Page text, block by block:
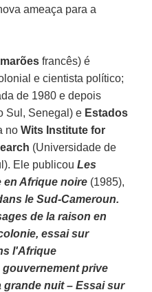
ameaça para a
francês) é
e cientista político;
de 1980 e depois
Sul, Senegal) e Estados
noWits Institute for
(Universidade de
Ele publicouLes
en Afrique noire (1985),
le Sud-Cameroun.
de la raison en
essai sur
l'Afrique
gouvernement prive
grande nuit – Essai sur